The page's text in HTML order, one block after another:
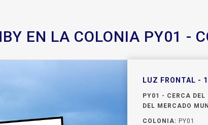
EN LA COLONIA PY01 -
LUZ FRONTAL -
PY01 - CERCA DEL
DEL MERCADO
COLONIA: PY01